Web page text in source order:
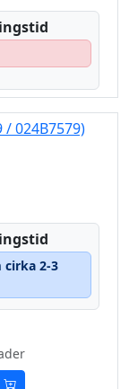
024B7579)
cirka 2-3